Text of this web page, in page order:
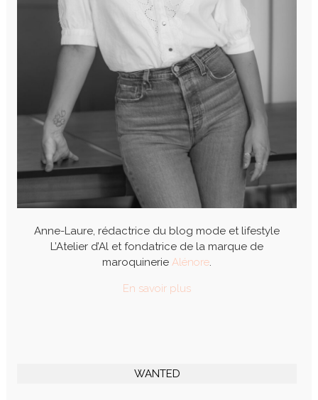
Anne-Laure, rédactrice du blog mode et lifestyle
L’Atelier d’Al et fondatrice de la marque de
maroquinerie Alénore.
En savoir plus
WANTED